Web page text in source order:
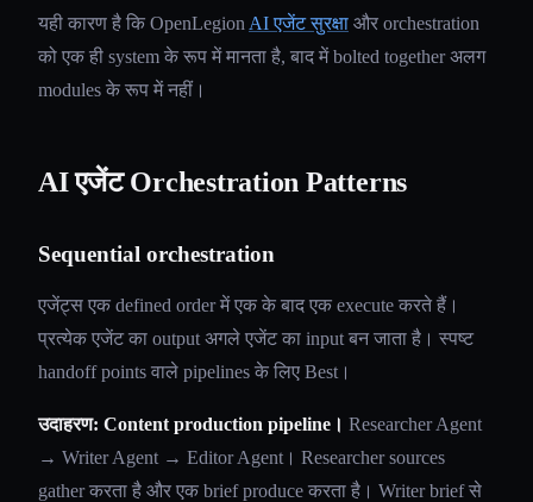
यही कारण है कि OpenLegion AI एजेंट सुरक्षा और orchestration
को एक ही system के रूप में मानता है, बाद में bolted together अलग
modules के रूप में नहीं।
AI एजेंट Orchestration Patterns
Sequential orchestration
एजेंट्स एक defined order में एक के बाद एक execute करते हैं।
प्रत्येक एजेंट का output अगले एजेंट का input बन जाता है। स्पष्ट
handoff points वाले pipelines के लिए Best।
उदाहरण: Content production pipeline। Researcher Agent
→ Writer Agent → Editor Agent। Researcher sources
gather करता है और एक brief produce करता है। Writer brief से